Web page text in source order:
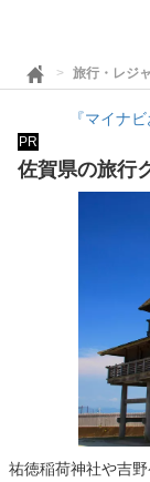
旅行・レジ
『マイナ
PR
佐賀県の旅行
祐徳稲荷神社や吉